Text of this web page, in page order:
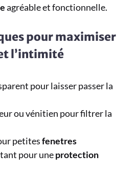
agréable et fonctionnelle.
pour maximiser
l’intimité
pour laisser passer la
ou vénitien pour filtrer la
petitesfenetres
pour uneprotection